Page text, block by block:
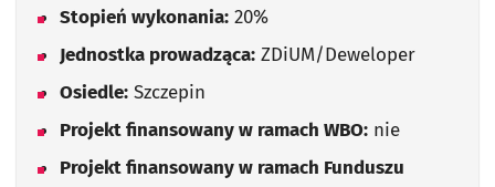
Stopień wykonania: 20%
Jednostka prowadząca: ZDiUM/Deweloper
Osiedle: Szczepin
Projekt finansowany w ramach WBO: nie
Projekt finansowany w ramach Funduszu